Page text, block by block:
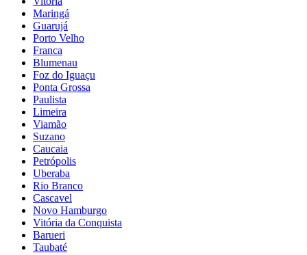
Maringá
Guarujá
Porto Velho
Franca
Blumenau
Foz do Iguaçu
Ponta Grossa
Paulista
Limeira
Viamão
Suzano
Caucaia
Petrópolis
Uberaba
Rio Branco
Cascavel
Novo Hamburgo
Vitória da Conquista
Barueri
Taubaté